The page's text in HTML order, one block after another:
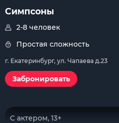
Симпсоны
2-8 человек
Простая сложность
г. Екатеринбург, ул. Чапаева д.23
Забронировать
С актером, 13+